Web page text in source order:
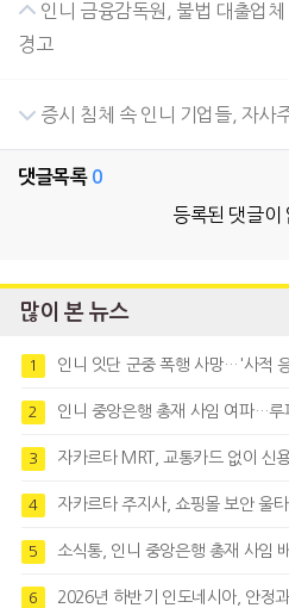
인니 금융감독원, 불법 대출업
경고
증시 침체 속 인니 기업들, 자사
댓글목록 0
등록된 댓글이
많이 본 뉴스
1 인니 잇단 군중 폭행 사망…'사적
2 인니 중앙은행 총재 사임 여파…루
3 자카르타 MRT, 교통카드 없이 신
4 자카르타 주지사, 쇼핑몰 보안 울
5 소식통, 인니 중앙은행 총재 사임
6 2026년 하반기 인도네시아, 안정